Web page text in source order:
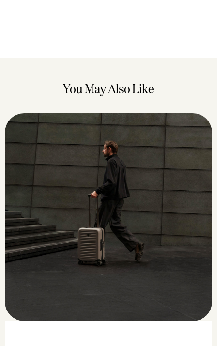
You May Also Like